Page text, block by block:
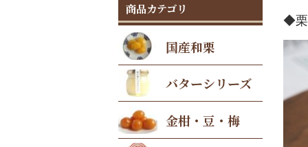
◆栗
商品カテゴリ
国産和栗
バターシリーズ
金柑・豆・梅